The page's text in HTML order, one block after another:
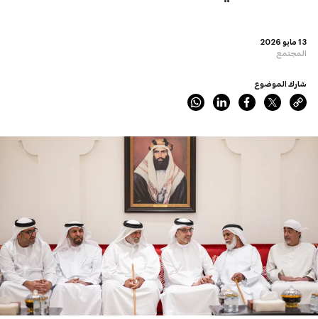
13 مايو 2026
المجتمع
شارك الموضوع